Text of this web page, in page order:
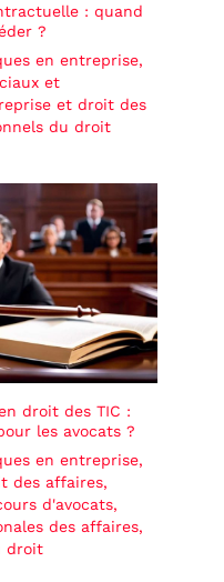
: quand
?
en entreprise,
et
et droit des
du droit
droit des TIC :
les avocats ?
en entreprise,
des affaires,
d'avocats,
des affaires,
droit